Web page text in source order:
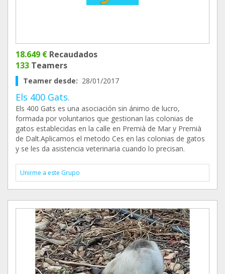
18.649 € Recaudados
133 Teamers
Teamer desde: 28/01/2017
Els 400 Gats.
Els 400 Gats es una asociación sin ánimo de lucro,
formada por voluntarios que gestionan las colonias de
gatos establecidas en la calle en Premià de Mar y Premià
de Dalt.Aplicamos el metodo Ces en las colonias de gatos
y se les da asistencia veterinaria cuando lo precisan.
Unirme a este Grupo